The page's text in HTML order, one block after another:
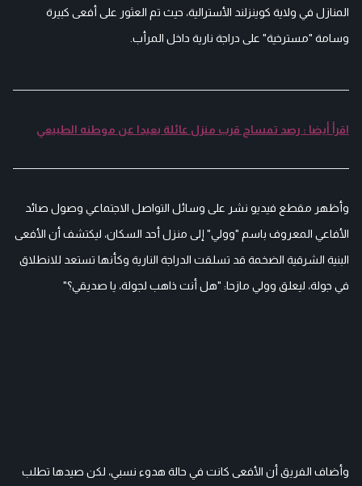
المنازل في ولاية كوينزلند الأسترالية، حيث تم العثور على أفعى كبيرة
وسامة "مسترخية" على دراجة نارية داخل المرأب.
اقرأ أيضا : رصد تمساح قرب منزل عائلة بعيدا عن موطنه الطبيعي
وأظهر مقطع فيديو نشر على وسائل التواصل الاجتماعي وصول صائد
الأفاعي المعروف باسم "وولي" إلى منزل أحد السكان، ليكتشف أن الأفعى
البنية الشرقية الضخمة قد تسلقت الدراجة النارية وكأنها تستعد للانطلاق
في جولة، ليعلق وولي مازحا: "هل أنت ذاهب لجولة، يا صديقي؟"
وأضاف الفريق أن الأفعى كانت في حالة هدوء نسبي، لكن صيدها تطلب